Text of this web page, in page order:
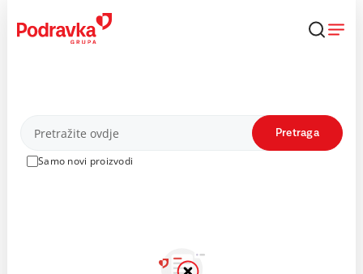
content
Proizvodi
Samo novi proizvodi
Pretraga